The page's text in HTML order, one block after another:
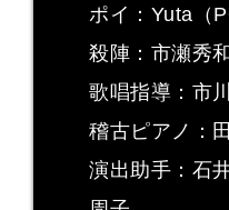
ポイ：Yuta（
殺陣：市瀬秀
歌唱指導：市
稽古ピアノ：
演出助手：石